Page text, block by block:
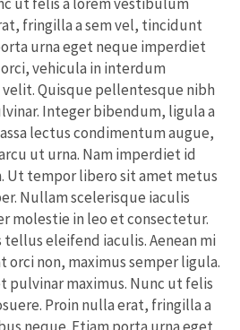
fringilla a sem vel, tincidunt
urna eget neque imperdiet
vehicula in interdum
Quisque pellentesque nibh
Integer bibendum, ligula a
lectus condimentum augue,
ut urna. Nam imperdiet id
Ut tempor libero sit amet metus
Nullam scelerisque iaculis
molestie in leo et consectetur.
eleifend iaculis. Aenean mi
orci non, maximus semper ligula.
pulvinar maximus. Nunc ut felis
Proin nulla erat, fringilla a
neque. Etiam porta urna eget